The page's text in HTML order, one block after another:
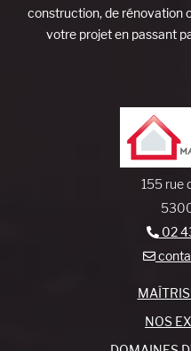
construction, de rénovation
votre projet en passant
155 rue
02
NOS